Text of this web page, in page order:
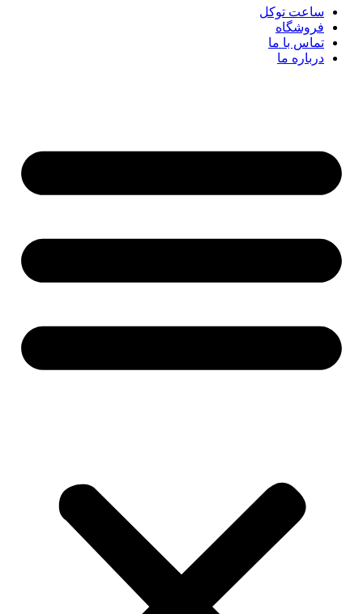
ساعت توکل
فروشگاه
تماس با ما
درباره ما